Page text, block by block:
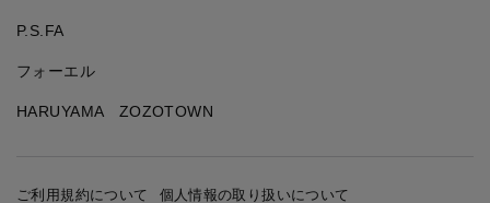
P.S.FA
フォーエル
HARUYAMA ZOZOTOWN
ご利用規約について 個人情報の取り扱いについて